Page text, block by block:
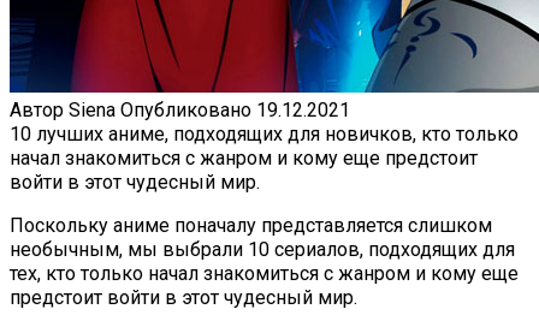
Автор Siena Опубликовано 19.12.2021
10 лучших аниме, подходящих для новичков, кто только
начал знакомиться с жанром и кому еще предстоит
войти в этот чудесный мир.
Поскольку аниме поначалу представляется слишком
необычным, мы выбрали 10 сериалов, подходящих для
тех, кто только начал знакомиться с жанром и кому еще
предстоит войти в этот чудесный мир.